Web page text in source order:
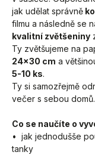
jak udělat správně
filmu a následně se
kvalitní zvětšeniny
Ty zvětšujeme na
24x30 cm a
5-10 ks.
Ty si samozřejmě
večer s sebou domů.
Co se naučíte o
•  jak jednodušše
tanky